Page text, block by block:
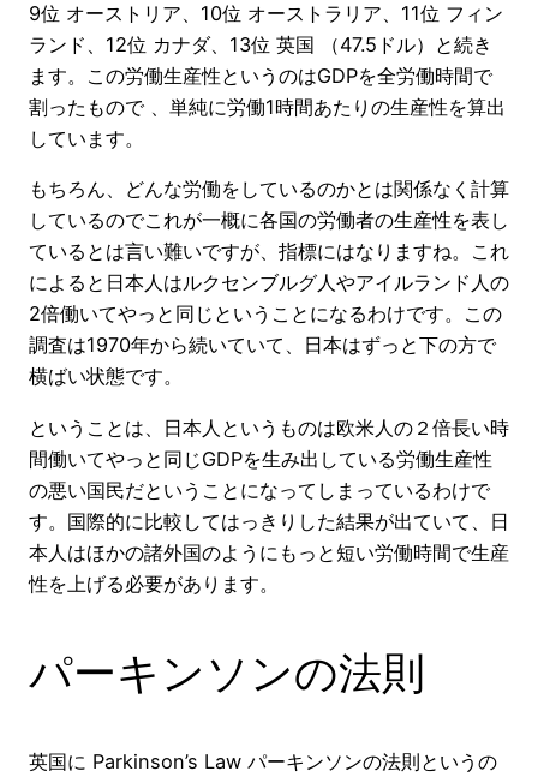
9位 オーストリア、10位 オーストラリア、11位 フィン
ランド、12位 カナダ、13位 英国 （47.5ドル）と続き
ます。この労働生産性というのはGDPを全労働時間で
割ったもので 、単純に労働1時間あたりの生産性を算出
しています。
もちろん、どんな労働をしているのかとは関係なく計算
しているのでこれが一概に各国の労働者の生産性を表し
ているとは言い難いですが、指標にはなりますね。これ
によると日本人はルクセンブルグ人やアイルランド人の
2倍働いてやっと同じということになるわけです。この
調査は1970年から続いていて、日本はずっと下の方で
横ばい状態です。
ということは、日本人というものは欧米人の２倍長い時
間働いてやっと同じGDPを生み出している労働生産性
の悪い国民だということになってしまっているわけで
す。国際的に比較してはっきりした結果が出ていて、日
本人はほかの諸外国のようにもっと短い労働時間で生産
性を上げる必要があります。
パーキンソンの法則
英国に Parkinson’s Law パーキンソンの法則というの